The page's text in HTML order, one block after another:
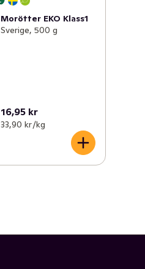
Morötter EKO Klass1
Sverige, 500 g
16,95 kr
33,90 kr /kg